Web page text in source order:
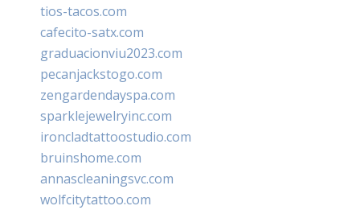
tios-tacos.com
cafecito-satx.com
graduacionviu2023.com
pecanjackstogo.com
zengardendayspa.com
sparklejewelryinc.com
ironcladtattoostudio.com
bruinshome.com
annascleaningsvc.com
wolfcitytattoo.com